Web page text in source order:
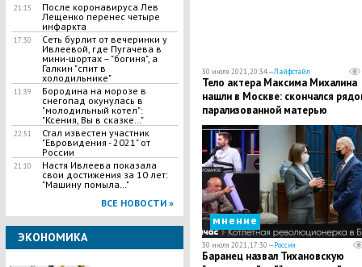
21:15
После коронавируса Лев
Лещенко перенес четыре
инфаркта
17:30
Сеть бурлит от вечеринки у
Ивлеевой, где Пугачева в
мини-шортах – "богиня", а
Галкин "спит в
холодильнике"
11:39
Бородина на морозе в
снегопад окунулась в
"молодильный котел":
"Ксения, Вы в сказке…"
22:51
Стал известен участник
"Евровидения - 2021" от
России
21:10
Настя Ивлеева показала
свои достижения за 10 лет:
"Машину помыла…"
ВСЕ НОВОСТИ »
ЭКОНОМИКА
30 июля 2021, 20:34 —Лайфстайл
Тело актера Максима Михалина
нашли в Москве: скончался
парализованной матерью
мнение
30 июля 2021, 17:30 —Россия
Баранец назвал Тихановскую